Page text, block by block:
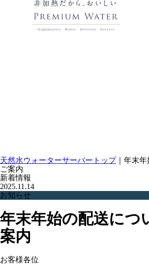
天然水ウォーターサーバートップ｜ 年末年
ご案内
新着情報
2025.11.14
お知らせ
年末年始の配送につ
案内
お客様各位